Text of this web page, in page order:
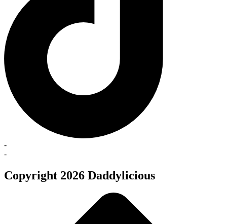
-
-
Copyright 2026 Daddylicious